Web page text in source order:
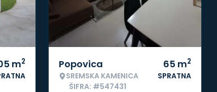
m2 Popovica
SREMSKA KAMENICA
ŠIFRA: #547431
65 m2
SPRATNA